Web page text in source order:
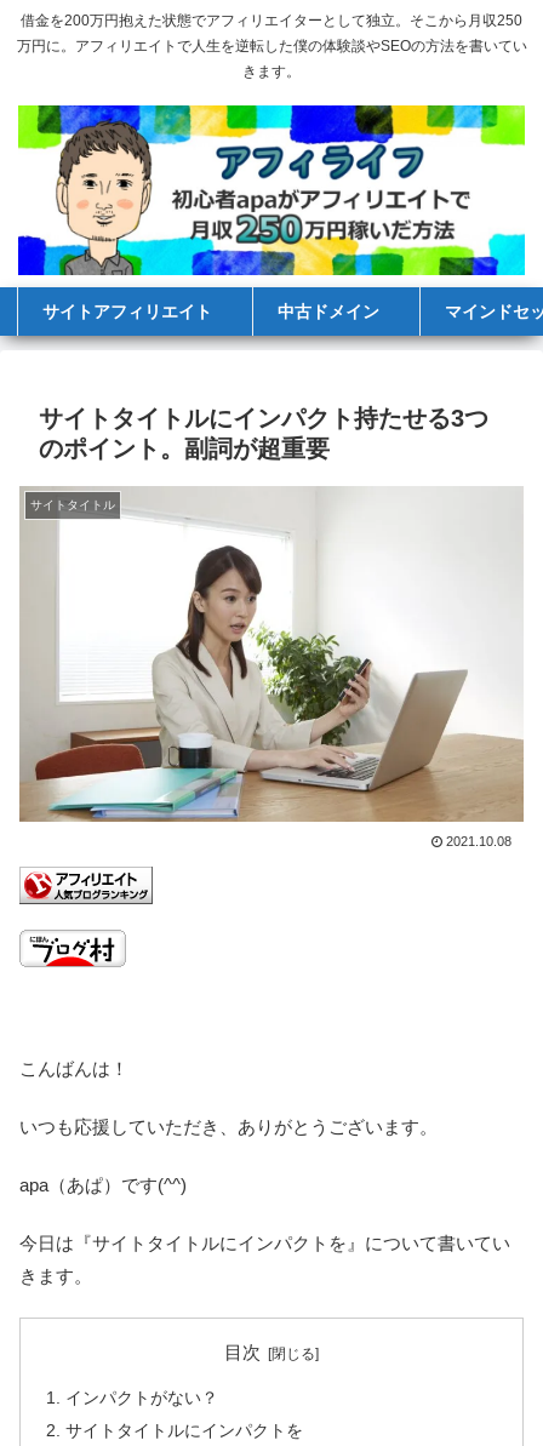
借金を200万円抱えた状態でアフィリエイターとして独立。そこから月収250
万円に。アフィリエイトで人生を逆転した僕の体験談やSEOの方法を書いてい
きます。
サイトアフィリエイト 中古ドメイン マインドセ
サイトタイトルにインパクト持たせる3つ
のポイント。副詞が超重要
サイトタイトル
2021.10.08
こんばんは！
いつも応援していただき、ありがとうございます。
apa（あぱ）です(^^)
今日は『サイトタイトルにインパクトを』について書いてい
きます。
目次
インパクトがない？
サイトタイトルにインパクトを